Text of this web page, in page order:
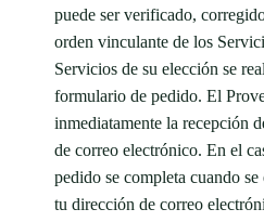
puede ser verificado,
orden vinculante de los
Servicios de su elección se
formulario de pedido. El
inmediatamente la recepción
de correo electrónico. En el
pedido se completa cuando
tu dirección de correo